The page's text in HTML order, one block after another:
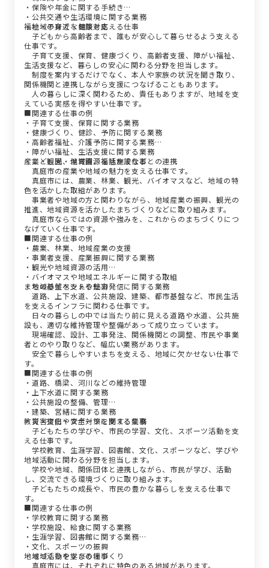
・保険や年金に関する手続き
・公共交通や生活環境に関する業務
・地域の身近な相談対応
福祉・子育て・健康を支える仕事
子どもから高齢者まで、誰もが安心して暮らせるよう支える
仕事です。
子育て支援、保育、健康づくり、高齢者支援、障がい福祉、
生活支援など、暮らしの安心に関わる分野を担当します。
制度を案内するだけでなく、本人や家族の状況を聞き取り、
関係機関と連携しながら支援につなげることもあります。
人の暮らしに深く関わるため、責任もありますが、地域を支
えている実感を得やすい仕事です。
■関連する仕事の例
・子育て支援、保育に関する業務
・健康づくり、健診、予防に関する業務
・高齢者福祉、介護予防に関する業務
・障がい福祉、生活支援に関する業務
・こども園、保育園、福祉施設などとの連携
産業・観光・地域資源を活かす仕事
真庭市の産業や地域の魅力を支える仕事です。
真庭市には、農業、林業、観光、バイオマスなど、地域の特
色を活かした取組があります。
事業者や地域の方と関わりながら、地域産業の振興、観光の
推進、地域資源を活かしたまちづくりなどに取り組みます。
真庭市ならではの資源や強みを、これからのまちづくりにつ
なげていく仕事です。
■関連する仕事の例
・農業、林業、地域産業の支援
・事業者支援、産業振興に関する業務
・観光や地域資源の活用
・バイオマスや地域エネルギーに関する取組
・地域のイベントや魅力発信に関する業務
まちの基盤を支える仕事
道路、上下水道、公共施設、建築、都市基盤など、市民生活
を支えるインフラに関わる仕事です。
日々の暮らしの中では当たり前に見える道路や水道、公共施
設も、適切な維持管理や整備があって成り立っています。
現場確認、設計、工事発注、関係機関との調整、市民や事業
者とのやり取りなど、幅広い業務があります。
安全で暮らしやすいまちを支える、地域に欠かせない仕事で
す。
■関連する仕事の例
・道路、橋梁、河川などの維持管理
・上下水道に関する業務
・公共施設の整備、管理
・建築、営繕に関する業務
・災害復旧や安全対策に関する業務
教育・文化・スポーツを支える仕事
子どもたちの学びや、市民の学習、文化、スポーツ活動を支
える仕事です。
学校教育、生涯学習、図書館、文化、スポーツなど、学びや
地域活動に関わる分野を担当します。
学校や地域、関係団体と連携しながら、市民が学び、活動
し、交流できる環境づくりに取り組みます。
子どもたちの成長や、市民の豊かな暮らしを支える仕事で
す。
■関連する仕事の例
・学校教育に関する業務
・学校施設、給食に関する業務
・生涯学習、図書館に関する業務
・文化、スポーツの振興
・地域活動や学びの場づくり
地域づくりを支える仕事
真庭市には、それぞれに特色のある地域があります。